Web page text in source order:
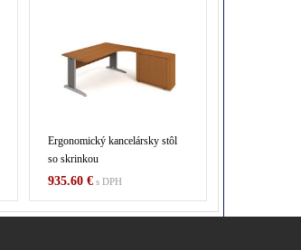
Ergonomický kancelársky stôl
so skrinkou
935.60 €s DPH